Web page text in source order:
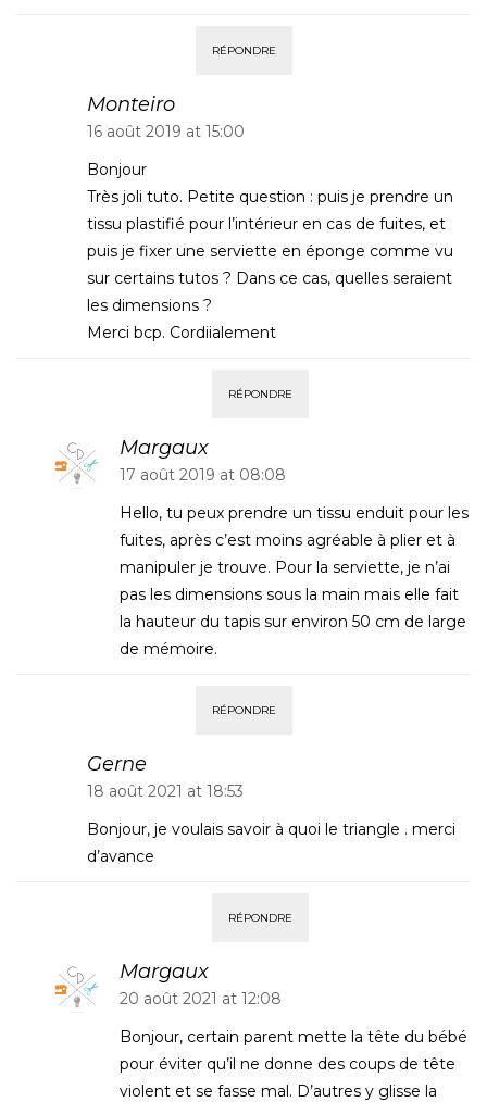
RÉPONDRE
Monteiro
16 août 2019 at 15:00
Bonjour
Très joli tuto. Petite question : puis je prendre un
tissu plastifié pour l’intérieur en cas de fuites, et
puis je fixer une serviette en éponge comme vu
sur certains tutos ? Dans ce cas, quelles seraient
les dimensions ?
Merci bcp. Cordiialement
RÉPONDRE
Margaux
17 août 2019 at 08:08
Hello, tu peux prendre un tissu enduit pour les
fuites, après c’est moins agréable à plier et à
manipuler je trouve. Pour la serviette, je n’ai
pas les dimensions sous la main mais elle fait
la hauteur du tapis sur environ 50 cm de large
de mémoire.
RÉPONDRE
Gerne
18 août 2021 at 18:53
Bonjour, je voulais savoir à quoi le triangle . merci
d’avance
RÉPONDRE
Margaux
20 août 2021 at 12:08
Bonjour, certain parent mette la tête du bébé
pour éviter qu’il ne donne des coups de tête
violent et se fasse mal. D’autres y glisse la